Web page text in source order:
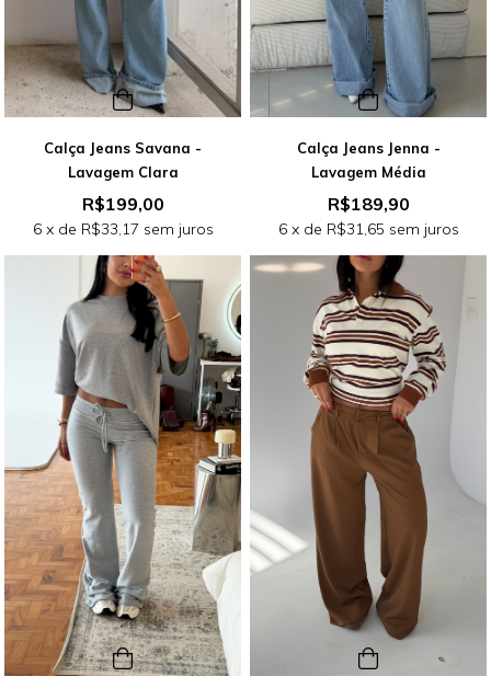
Calça Jeans Savana -
Lavagem Clara
R$199,00
6 x de R$33,17 sem juros
Calça Jeans Jenna -
Lavagem Média
R$189,90
6 x de R$31,65 sem juros